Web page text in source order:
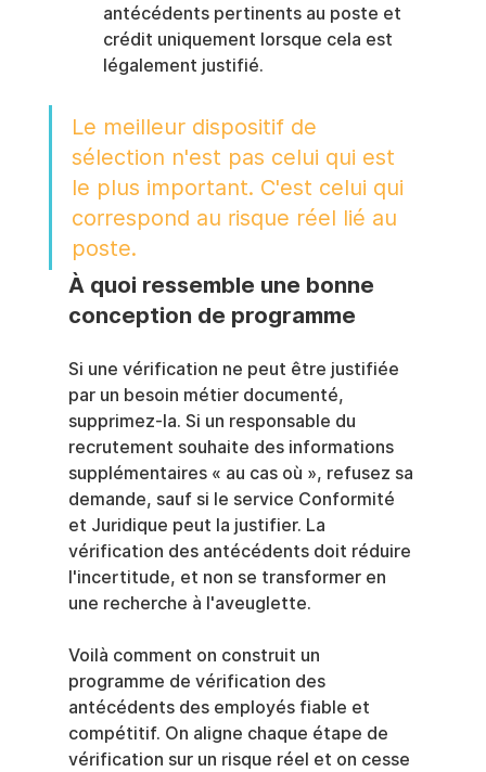
antécédents pertinents au poste et
crédit uniquement lorsque cela est
légalement justifié.
Le meilleur dispositif de
sélection n'est pas celui qui est
le plus important. C'est celui qui
correspond au risque réel lié au
poste.
À quoi ressemble une bonne
conception de programme
Si une vérification ne peut être justifiée
par un besoin métier documenté,
supprimez-la. Si un responsable du
recrutement souhaite des informations
supplémentaires « au cas où », refusez sa
demande, sauf si le service Conformité
et Juridique peut la justifier. La
vérification des antécédents doit réduire
l'incertitude, et non se transformer en
une recherche à l'aveuglette.
Voilà comment on construit un
programme de vérification des
antécédents des employés fiable et
compétitif. On aligne chaque étape de
vérification sur un risque réel et on cesse